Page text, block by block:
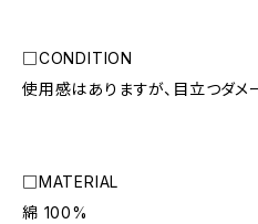
□CONDITION
使用感はありますが、目立つダメ
□MATERIAL
綿 100%